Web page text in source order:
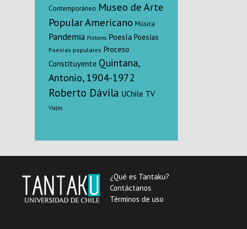
Contemporáneo Museo de Arte
Popular Americano Música
Pandemia Pintores Poesía Poesías
Poesías populares Proceso
Constituyente Quintana,
Antonio, 1904-1972
Roberto Dávila UChile TV
Viajes
¿Qué es Tantaku?
Contáctanos
Términos de uso